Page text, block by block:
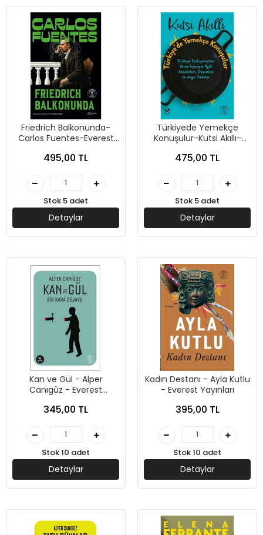
Friedrich Balkonunda-
Carlos Fuentes-Everest
495,00 TL
Stok 5 adet
Detaylar
Türkiyede Yemekçe
Konuşulur-Kutsi Akıllı-
475,00 TL
Stok 5 adet
Detaylar
Kan ve Gül - Alper
Canıgüz - Everest
345,00 TL
Stok 10 adet
Detaylar
Kadın Destanı - Ayla Kutlu
- Everest Yayınları
395,00 TL
Stok 10 adet
Detaylar